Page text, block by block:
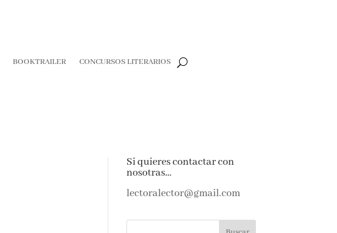
BOOKTRAILER CONCURSOS LITERARIOS
Si quieres contactar con
nosotras…
lectoralector@gmail.com